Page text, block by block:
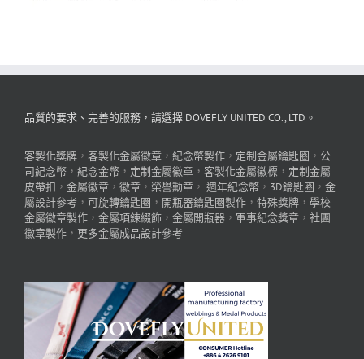
品質的要求、完善的服務，請選擇 DOVEFLY UNITED CO., LTD。
客製化獎牌 ， 客製化金屬徽章 ， 紀念幣製作 ， 定制金屬鑰匙圈 ， 公
司紀念幣 ， 紀念金幣 ， 定制金屬徽章 ， 客製化金屬徽標 ， 定制金屬
皮帶扣 ， 金屬徽章 ， 徽章 ， 榮譽勳章 ， 週年紀念幣 ， 3D鑰匙圈 ， 金
屬設計參考 ， 可旋轉鑰匙圈 ， 開瓶器鑰匙圈製作 ， 特殊獎牌 ， 學校
金屬徽章製作 ， 金屬項鍊綴飾 ， 金屬開瓶器 ， 軍事紀念獎章 ， 社團
徽章製作 ， 更多金屬成品設計參考